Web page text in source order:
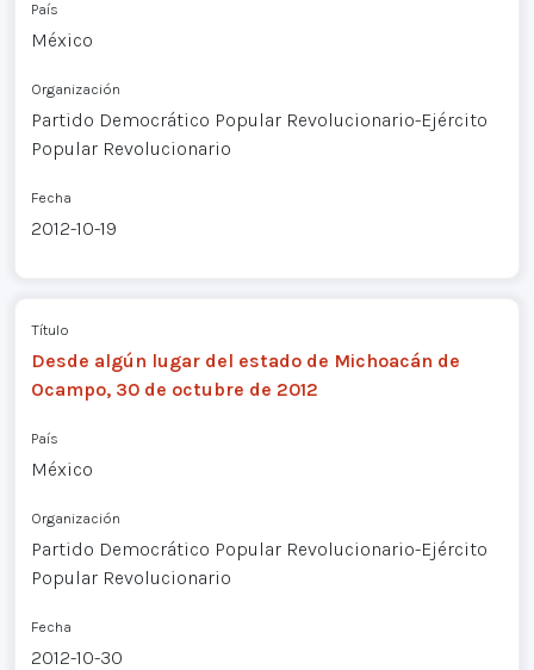
País
México
Organización
Partido Democrático Popular Revolucionario-Ejército
Popular Revolucionario
Fecha
2012-10-19
Título
Desde algún lugar del estado de Michoacán de
Ocampo, 30 de octubre de 2012
País
México
Organización
Partido Democrático Popular Revolucionario-Ejército
Popular Revolucionario
Fecha
2012-10-30